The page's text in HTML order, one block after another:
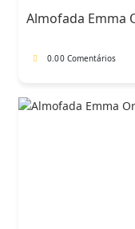
102,00 €.
71,40 €.
Almofada Emma
0.00 Comentários